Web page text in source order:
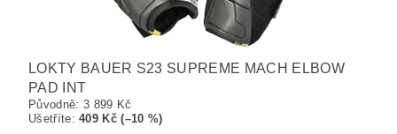
LOKTY BAUER S23 SUPREME MACH ELBOW
PAD INT
Původně: 3 899 Kč
Ušetříte:409 Kč (–10 %)